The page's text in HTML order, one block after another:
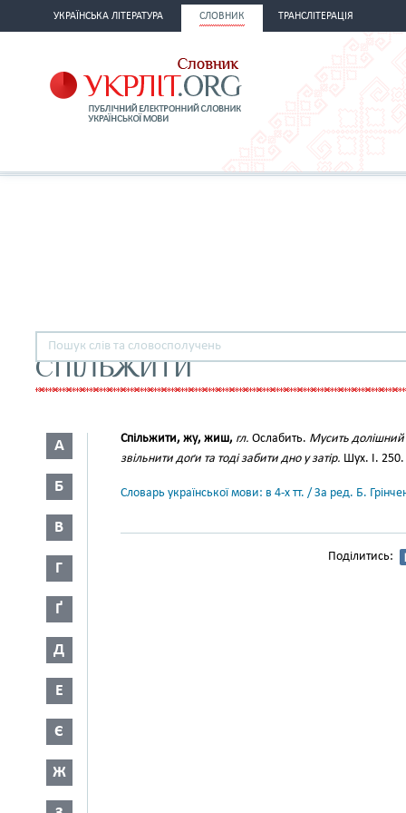
УКРАЇНСЬКА ЛІТЕРАТУРА СЛОВНИК ТРАНСЛІТЕРАЦІЯ
СПІЛЬЖИТИ
А
Б
В
Г
Ґ
Д
Е
Є
Ж
Спільжити, жу, жиш, гл. Ослабить. Мусить долішний
звільнити доґи та тоді забити дно у затір. Шух. І. 250.
Словарь української мови: в 4-х тт. / За ред. Б.
Поділитись: